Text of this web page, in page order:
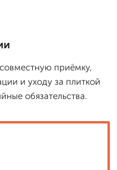
приёмку,
и уходу за плиткой
обязательства.